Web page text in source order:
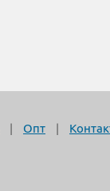
| Опт |